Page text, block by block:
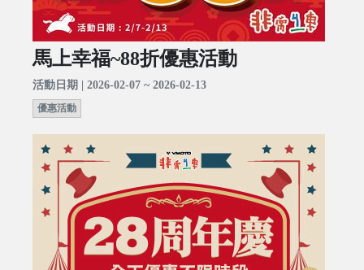
馬上幸福~88折優惠活動
活動日期 | 2026-02-07 ~ 2026-02-13
優惠活動